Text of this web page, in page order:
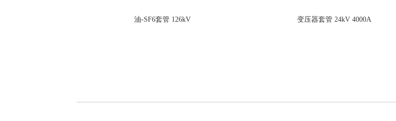
油-SF6套管 126kV 变压器套管 24kV 4000A